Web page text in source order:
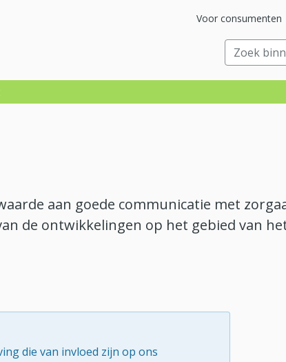
Ga naar subsite
Voor consumenten
Zoek
aan goede communicatie met
de ontwikkelingen op het gebied van
die van invloed zijn op ons